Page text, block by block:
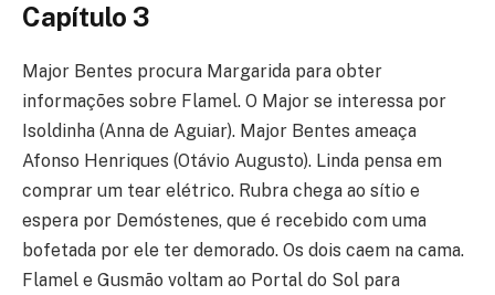
Capítulo 3
Major Bentes procura Margarida para obter
informações sobre Flamel. O Major se interessa por
Isoldinha (Anna de Aguiar). Major Bentes ameaça
Afonso Henriques (Otávio Augusto). Linda pensa em
comprar um tear elétrico. Rubra chega ao sítio e
espera por Demóstenes, que é recebido com uma
bofetada por ele ter demorado. Os dois caem na cama.
Flamel e Gusmão voltam ao Portal do Sol para